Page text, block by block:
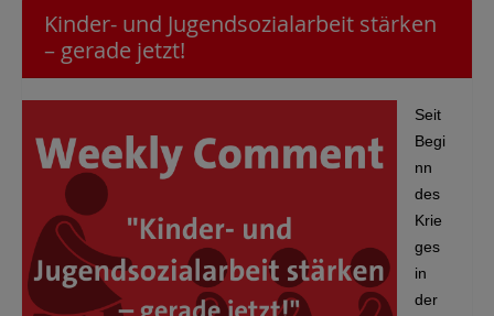
Kinder- und Jugendsozialarbeit stärken
– gerade jetzt!
Seit
Begi
nn
des
Krie
ges
in
der